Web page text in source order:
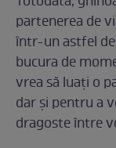
partenerea de
într-un astfel
bucura de
vrea să luați o
dar și pentru a
dragoste între